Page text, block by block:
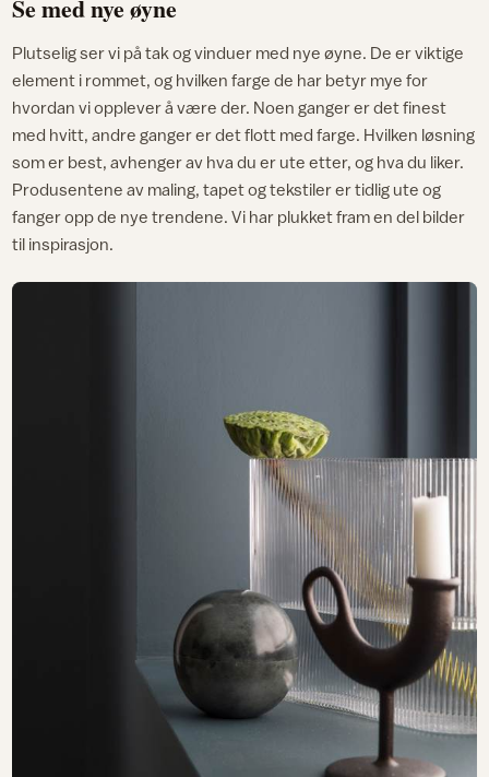
Se med nye øyne
Plutselig ser vi på tak og vinduer med nye øyne. De er viktige
element i rommet, og hvilken farge de har betyr mye for
hvordan vi opplever å være der. Noen ganger er det finest
med hvitt, andre ganger er det flott med farge. Hvilken løsning
som er best, avhenger av hva du er ute etter, og hva du liker.
Produsentene av maling, tapet og tekstiler er tidlig ute og
fanger opp de nye trendene. Vi har plukket fram en del bilder
til inspirasjon.